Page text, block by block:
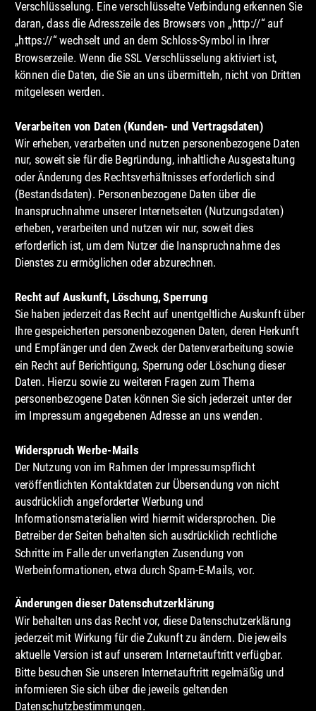
Verschlüsselung. Eine verschlüsselte Verbindung erkennen Sie
daran, dass die Adresszeile des Browsers von „http://“ auf
„https://“ wechselt und an dem Schloss-Symbol in Ihrer
Browserzeile. Wenn die SSL Verschlüsselung aktiviert ist,
können die Daten, die Sie an uns übermitteln, nicht von Dritten
mitgelesen werden.
Verarbeiten von Daten (Kunden- und Vertragsdaten)
Wir erheben, verarbeiten und nutzen personenbezogene Daten
nur, soweit sie für die Begründung, inhaltliche Ausgestaltung
oder Änderung des Rechtsverhältnisses erforderlich sind
(Bestandsdaten). Personenbezogene Daten über die
Inanspruchnahme unserer Internetseiten (Nutzungsdaten)
erheben, verarbeiten und nutzen wir nur, soweit dies
erforderlich ist, um dem Nutzer die Inanspruchnahme des
Dienstes zu ermöglichen oder abzurechnen.
Recht auf Auskunft, Löschung, Sperrung
Sie haben jederzeit das Recht auf unentgeltliche Auskunft über
Ihre gespeicherten personenbezogenen Daten, deren Herkunft
und Empfänger und den Zweck der Datenverarbeitung sowie
ein Recht auf Berichtigung, Sperrung oder Löschung dieser
Daten. Hierzu sowie zu weiteren Fragen zum Thema
personenbezogene Daten können Sie sich jederzeit unter der
im Impressum angegebenen Adresse an uns wenden.
Widerspruch Werbe-Mails
Der Nutzung von im Rahmen der Impressumspflicht
veröffentlichten Kontaktdaten zur Übersendung von nicht
ausdrücklich angeforderter Werbung und
Informationsmaterialien wird hiermit widersprochen. Die
Betreiber der Seiten behalten sich ausdrücklich rechtliche
Schritte im Falle der unverlangten Zusendung von
Werbeinformationen, etwa durch Spam-E-Mails, vor.
Änderungen dieser Datenschutzerklärung
Wir behalten uns das Recht vor, diese Datenschutzerklärung
jederzeit mit Wirkung für die Zukunft zu ändern. Die jeweils
aktuelle Version ist auf unserem Internetauftritt verfügbar.
Bitte besuchen Sie unseren Internetauftritt regelmäßig und
informieren Sie sich über die jeweils geltenden
Datenschutzbestimmungen.